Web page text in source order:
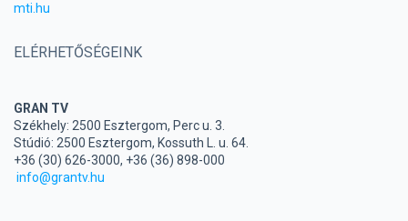
mti.hu
ELÉRHETŐSÉGEINK
GRAN TV
Székhely: 2500 Esztergom, Perc u. 3.
Stúdió: 2500 Esztergom, Kossuth L. u. 64.
+36 (30) 626-3000, +36 (36) 898-000
info@grantv.hu